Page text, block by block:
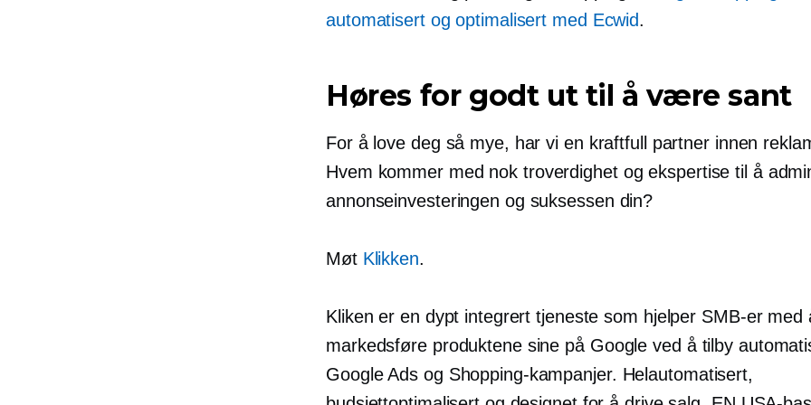
automatisert og optimalisert med Ecwid.
Høres for godt ut til å være sant
For å love deg så mye, har vi en kraftfull partner innen
Hvem kommer med nok troverdighet og ekspertise til å
annonseinvesteringen og suksessen din?
Møt Klikken.
Kliken er en dypt integrert tjeneste som hjelper SMB-er med
markedsføre produktene sine på Google ved å tilby
Google Ads og Shopping-kampanjer. Helautomatisert,